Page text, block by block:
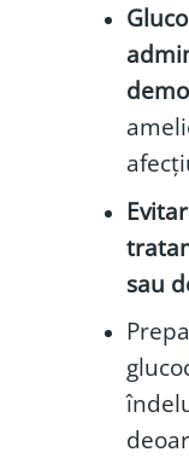
sau